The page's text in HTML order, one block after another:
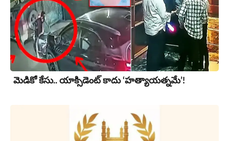
మెడికో కేసు.. యాక్సిడెంట్ కాదు ‘హత్యాయత్నమే’!